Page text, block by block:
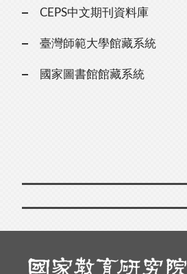
CEPS中文期刊資料庫
臺灣師範大學館藏系統
國家圖書館館藏系統